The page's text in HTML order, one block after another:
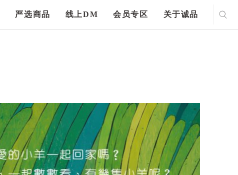
严选商品 线上DM 会员专区 关于诚品